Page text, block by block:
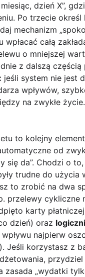
dzień X”,
Po trzecie określ
mechanizm
wpłacać całą
o mniejszej
z dalszą częścią
jeśli system nie jest
wpływów,
na zwykłe życie.
to kolejny
od
się da”. Chodzi o
trudne do użycia
to zrobić na dwa
przelewy cykliczne
karty
dzień) oraz
wpływu najpierw
Jeśli korzystasz z
„wydatki